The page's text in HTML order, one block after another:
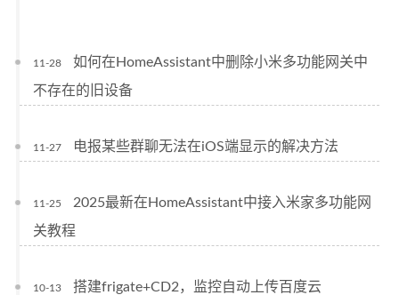
11-28
如何在HomeAssistant中删除小米多功能网关中
不存在的旧设备
11-27 电报某些群聊无法在iOS端显示的解决方法
11-25
2025最新在HomeAssistant中接入米家多功能网
关教程
10-13 搭建frigate+CD2，监控自动上传百度云